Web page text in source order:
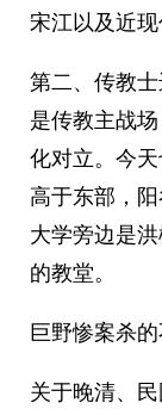
宋江以及近现
第二、传教
是传教主战
化对立。今
高于东部，
大学旁边是
的教堂。
巨野惨案杀的
关于晚清、